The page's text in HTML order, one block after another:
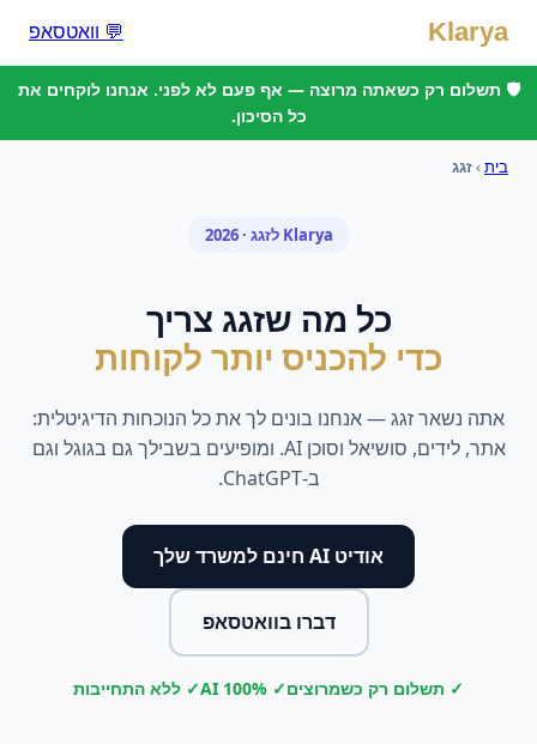
Klarya 💬 וואטסאפ
🛡️ תשלום רק כשאתה מרוצה — אף פעם לא לפני. אנחנו לוקחים את
כל הסיכון.
בית›זגג
Klarya ל זגג · 2026
כל מה שזגג צריך
כדי להכניס יותר לקוחות
אתה נשארזגג— אנחנו בונים לך את כל הנוכחות הדיגיטלית:
אתר, לידים, סושיאל וסוכן AI. ומופיעים בשבילך גם בגוגל וגם
ב-ChatGPT.
אודיט AI חינם למשרד שלך
דברו בוואטסאפ
✓ תשלום רק כשמרוצים✓ 100% AI ✓ ללא התחייבות